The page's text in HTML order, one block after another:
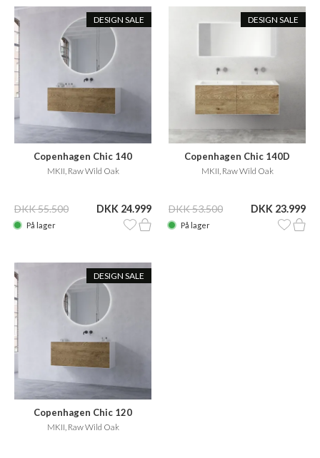
DESIGN SALE
Copenhagen Chic 140
MKII, Raw Wild Oak
DKK 55.500 DKK 24.999
På lager
DESIGN SALE
Copenhagen Chic 140D
MKII, Raw Wild Oak
DKK 53.500 DKK 23.999
På lager
DESIGN SALE
Copenhagen Chic 120
MKII, Raw Wild Oak